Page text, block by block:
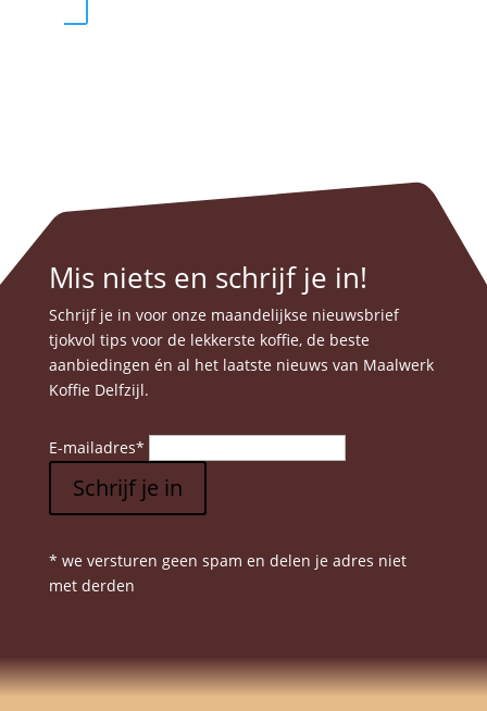
worden
product
op
de
productpagina
Mis niets en schrijf je in!
Schrijf je in voor onze maandelijkse nieuwsbrief
tjokvol tips voor de lekkerste koffie, de beste
aanbiedingen én al het laatste nieuws van Maalwerk
Koffie Delfzijl.
E-mailadres*
Schrijf je in
* we versturen geen spam en delen je adres niet
met derden